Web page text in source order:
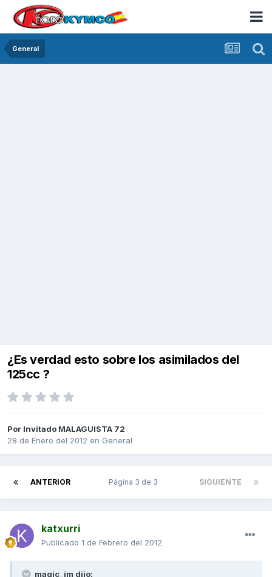
General
¿Es verdad esto sobre los asimilados del
125cc ?
Por Invitado MALAGUISTA 72
28 de Enero del 2012 en General
ANTERIOR SIGUIENTE
Página 3 de 3
katxurri
Publicado 1 de Febrero del 2012
magic_jm dijo: